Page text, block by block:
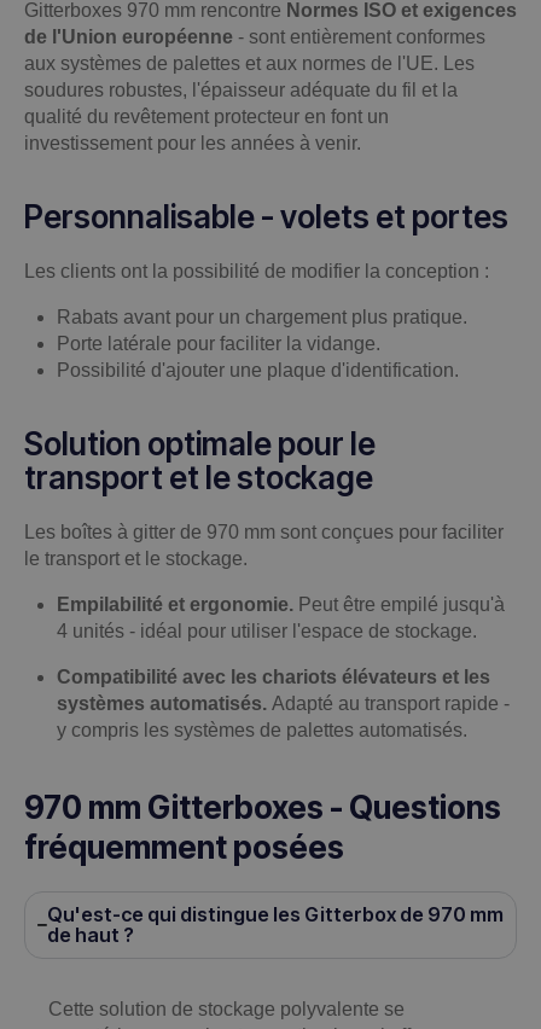
Gitterboxes 970 mm rencontre Normes ISO et exigences
de l'Union européenne - sont entièrement conformes
aux systèmes de palettes et aux normes de l'UE. Les
soudures robustes, l'épaisseur adéquate du fil et la
qualité du revêtement protecteur en font un
investissement pour les années à venir.
Personnalisable - volets et portes
Les clients ont la possibilité de modifier la conception :
Rabats avant pour un chargement plus pratique.
Porte latérale pour faciliter la vidange.
Possibilité d'ajouter une plaque d'identification.
Solution optimale pour le
transport et le stockage
Les boîtes à gitter de 970 mm sont conçues pour faciliter
le transport et le stockage.
Empilabilité et ergonomie. Peut être empilé jusqu'à
4 unités - idéal pour utiliser l'espace de stockage.
Compatibilité avec les chariots élévateurs et les
systèmes automatisés.Adapté au transport rapide -
y compris les systèmes de palettes automatisés.
970 mm Gitterboxes - Questions
fréquemment posées
Qu'est-ce qui distingue les Gitterbox de 970 mm
de haut ?
Cette solution de stockage polyvalente se